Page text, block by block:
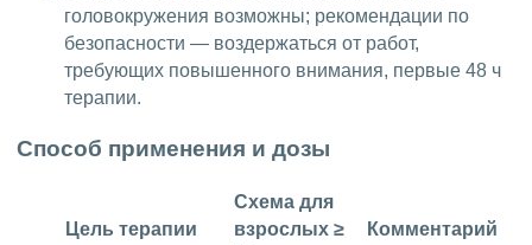
головокружения возможны; рекомендации по
безопасности — воздержаться от работ,
требующих повышенного внимания, первые 48 ч
терапии.
Способ применения и дозы
Цель терапии
Схема для
взрослых ≥
Комментарий